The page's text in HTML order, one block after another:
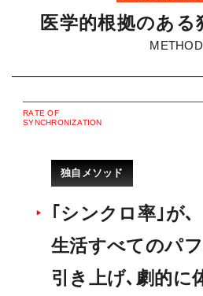
医学的根拠のあ る
METHOD
RATE OF
SYNCHRON IZATION
独自メソッド
｢シンクロ率｣が､
生活すべてのパ
引き上げ､劇的に